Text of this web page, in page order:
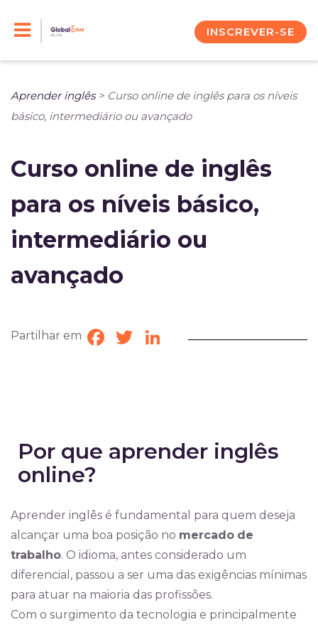
INSCREVER-SE
Aprender inglês> Curso online de inglês para os níveis
básico, intermediário ou avançado
Curso online de inglês
para os níveis básico,
intermediário ou
avançado
Partilhar em Facebook
TwitterLinkedIn
Por que aprender inglês
online?
Aprender inglês é fundamental para quem deseja
alcançar uma boa posição no mercado de
trabalho. O idioma, antes considerado um
diferencial, passou a ser uma das exigências mínimas
para atuar na maioria das profissões.
Com o surgimento da tecnologia e principalmente